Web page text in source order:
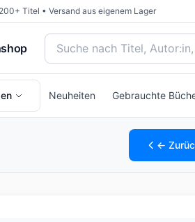
Titel • Versand aus eigenem Lager
Bücher suchen nach Titel,
Neuheiten Gebrauchte
←